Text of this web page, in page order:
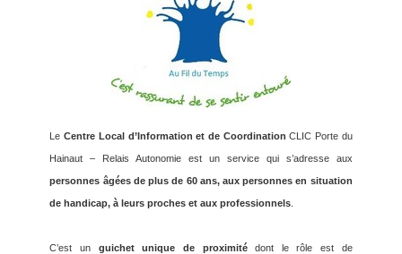
LeCentre Local d’Information et de Coordination CLIC Porte du
Hainaut – Relais Autonomie est un service qui s’adresse aux
personnes âgées de plus de 60 ans, aux personnes en situation
de handicap, à leurs proches et aux professionnels
C’est un guichet unique de proximitédont le rôle est de